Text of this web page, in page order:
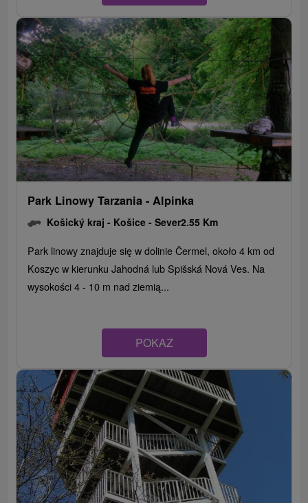
Park Linowy Tarzania - Alpinka
Košický kraj - Košice - Sever2.55 Km
Park linowy znajduje się w dolinie Čermel, około 4 km od
Koszyc w kierunku Jahodná lub Spišská Nová Ves. Na
wysokości 4 - 10 m nad ziemią...
POKAZ